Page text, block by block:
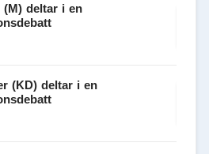
(M) deltar i en
(KD) deltar i en